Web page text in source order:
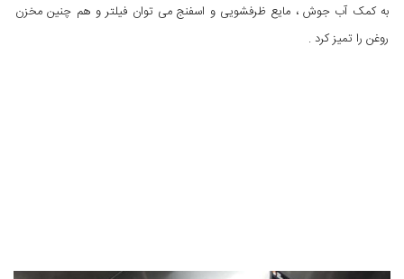
به کمک آب جوش ، مایع ظرفشویی و اسفنج می توان فیلتر و هم چنین مخزن
روغن را تمیز کرد .